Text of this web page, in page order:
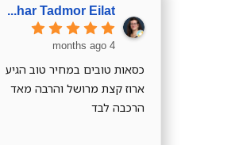
Zohar Tadmor Eilat
4 months ago
כסאות טובים במחיר טוב הגיע
ארוז קצת מרושל והרבה מאד
הרכבה לבד